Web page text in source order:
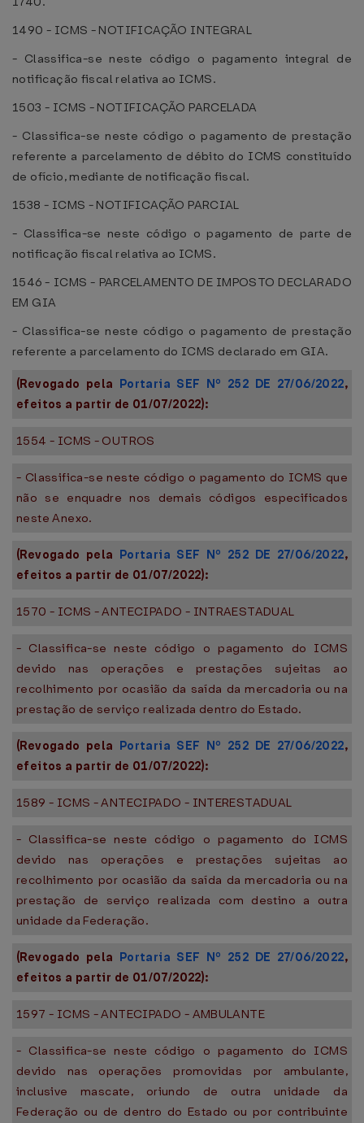
1490 - ICMS - NOTIFICAÇÃO INTEGRAL
- Classifica-se neste código o pagamento integral de
notificação fiscal relativa ao ICMS.
1503 - ICMS - NOTIFICAÇÃO PARCELADA
- Classifica-se neste código o pagamento de prestação
referente a parcelamento de débito do ICMS constituído
de ofício, mediante de notificação fiscal.
1538 - ICMS - NOTIFICAÇÃO PARCIAL
- Classifica-se neste código o pagamento de parte de
notificação fiscal relativa ao ICMS.
1546 - ICMS - PARCELAMENTO DE IMPOSTO DECLARADO
EM GIA
- Classifica-se neste código o pagamento de prestação
referente a parcelamento do ICMS declarado em GIA.
(Revogado pela Portaria SEF Nº 252 DE 27/06/2022,
efeitos a partir de 01/07/2022):
1554 - ICMS - OUTROS
- Classifica-se neste código o pagamento do ICMS que
não se enquadre nos demais códigos especificados
neste Anexo.
(Revogado pela Portaria SEF Nº 252 DE 27/06/2022,
efeitos a partir de 01/07/2022):
1570 - ICMS - ANTECIPADO - INTRAESTADUAL
- Classifica-se neste código o pagamento do ICMS
devido nas operações e prestações sujeitas ao
recolhimento por ocasião da saída da mercadoria ou na
prestação de serviço realizada dentro do Estado.
(Revogado pela Portaria SEF Nº 252 DE 27/06/2022,
efeitos a partir de 01/07/2022):
1589 - ICMS - ANTECIPADO - INTERESTADUAL
- Classifica-se neste código o pagamento do ICMS
devido nas operações e prestações sujeitas ao
recolhimento por ocasião da saída da mercadoria ou na
prestação de serviço realizada com destino a outra
unidade da Federação.
(Revogado pela Portaria SEF Nº 252 DE 27/06/2022,
efeitos a partir de 01/07/2022):
1597 - ICMS - ANTECIPADO - AMBULANTE
- Classifica-se neste código o pagamento do ICMS
devido nas operações promovidas por ambulante,
inclusive mascate, oriundo de outra unidade da
Federação ou de dentro do Estado ou por contribuinte